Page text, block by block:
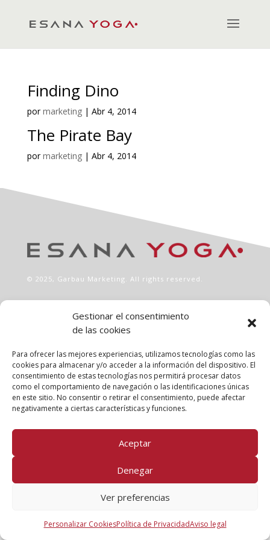
Gestionar el consentimiento
de las cookies
Para ofrecer las mejores experiencias, utilizamos tecnologías como las
cookies para almacenar y/o acceder a la información del dispositivo. El
consentimiento de estas tecnologías nos permitirá procesar datos
como el comportamiento de navegación o las identificaciones únicas
en este sitio. No consentir o retirar el consentimiento, puede afectar
negativamente a ciertas características y funciones.
Aceptar
Denegar
Ver preferencias
Personalizar CookiesPolítica de PrivacidadAviso legal
Finding Dino
pormarketing| Abr 4, 2014
The Pirate Bay
pormarketing| Abr 4, 2014
© 2025, Garbau Marketing. All rights reserved.
Aviso legal
Política de cookies
Clases
Talleres
Conócenos